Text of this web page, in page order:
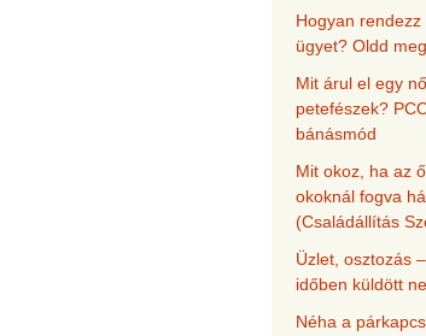
Hogyan
ügyet? Oldd
Mit árul el egy
petefészek?
bánásmód
Mit okoz, ha az
okoknál fogva
(Családállítás
Üzlet, osztozás
időben küldött
Néha a